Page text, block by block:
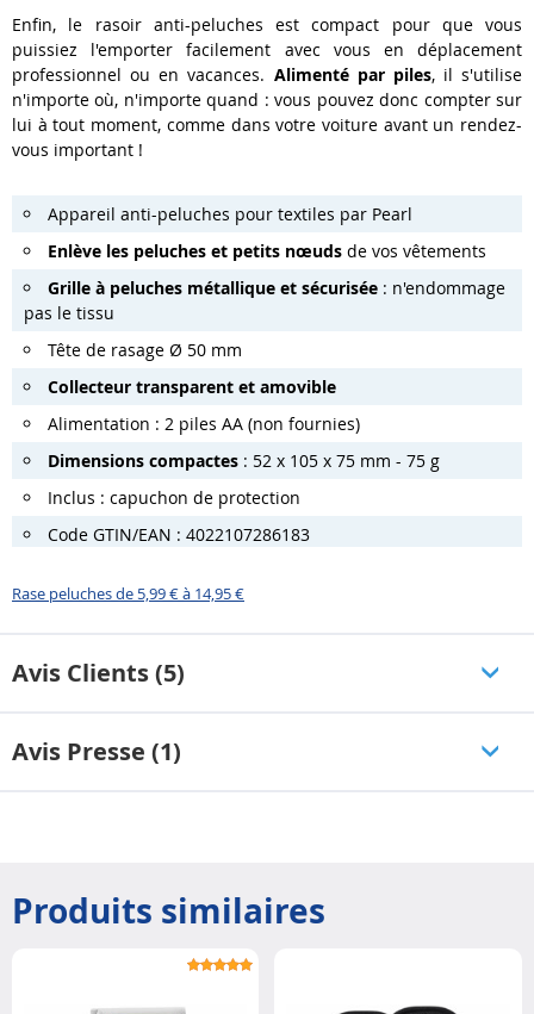
Enfin, le rasoiranti-peluches estcompact pour que vous
puissiez l'emporter facilement avec vous en déplacement
professionnel ou en vacances. Alimenté par piles, il s'utilise
n'importe où, n'importe quand : vous pouvez donc compter sur
lui à tout moment, comme dans votre voiture avant un rendez-
vous important !
Appareil anti-peluches pour textiles par Pearl
Enlève les peluches et petits nœuds de vos vêtements
Grille à peluches métallique et sécurisée : n'endommage
pas le tissu
Tête de rasage Ø 50 mm
Collecteur transparent et amovible
Alimentation : 2 piles AA (non fournies)
Dimensions compactes : 52 x 105 x 75 mm - 75 g
Inclus : capuchon de protection
Code GTIN/EAN : 4022107286183
Rase peluches de 5,99 € à 14,95 €
Avis Clients (5)
Avis Presse (1)
Produits similaires